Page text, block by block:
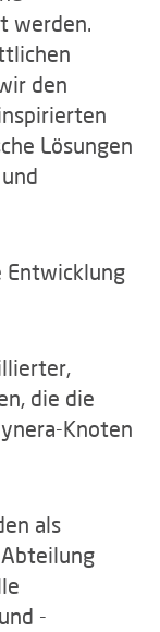
werden.
den
Lösungen
Entwicklung
die die
Knoten
als
-